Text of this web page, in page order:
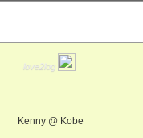
love2log
Kenny @ Kobe